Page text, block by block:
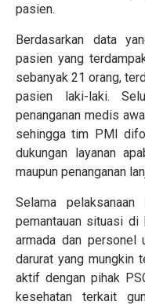
pasien.
Berdasarkan data
pasien yang
sebanyak 21 orang,
pasien laki-laki.
penanganan medis
sehingga tim PMI
dukungan layanan
maupun penanganan
Selama
pemantauan situasi
armada dan personel
darurat yang mungkin
aktif dengan pihak
kesehatan terkait